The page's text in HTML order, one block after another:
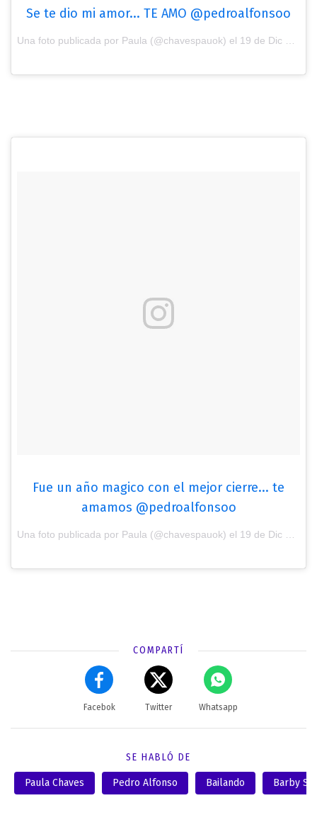
Se te dio mi amor... TE AMO @pedroalfonsoo
Una foto publicada por Paula (@chavespauok) el 19 de Dic de 2016 a la(s) 11:12 PST
Fue un año magico con el mejor cierre... te
amamos @pedroalfonsoo
Una foto publicada por Paula (@chavespauok) el 19 de Dic de 2016 a la(s) 11:09 PST
COMPARTÍ
Facebok Twitter Whatsapp
SE HABLÓ DE
Paula Chaves Pedro Alfonso Bailando Barby